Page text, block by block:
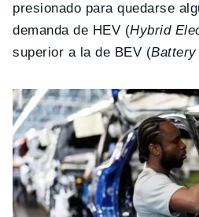
presionado para quedarse
demanda de HEV (Hybrid
superior a la de BEV (